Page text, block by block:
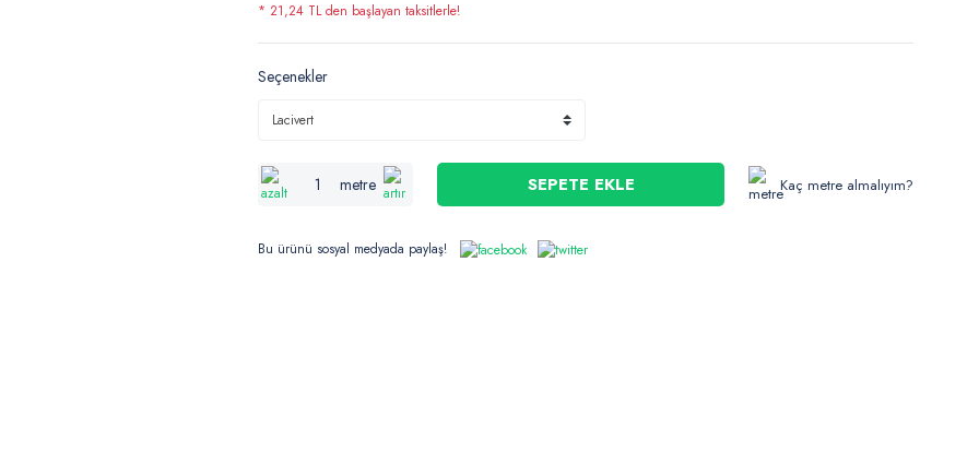
* 21,24 TL den başlayan taksitlerle!
Seçenekler
metre SEPETE EKLE Kaç metre almalıyım?
Bu ürünü sosyal medyada paylaş!